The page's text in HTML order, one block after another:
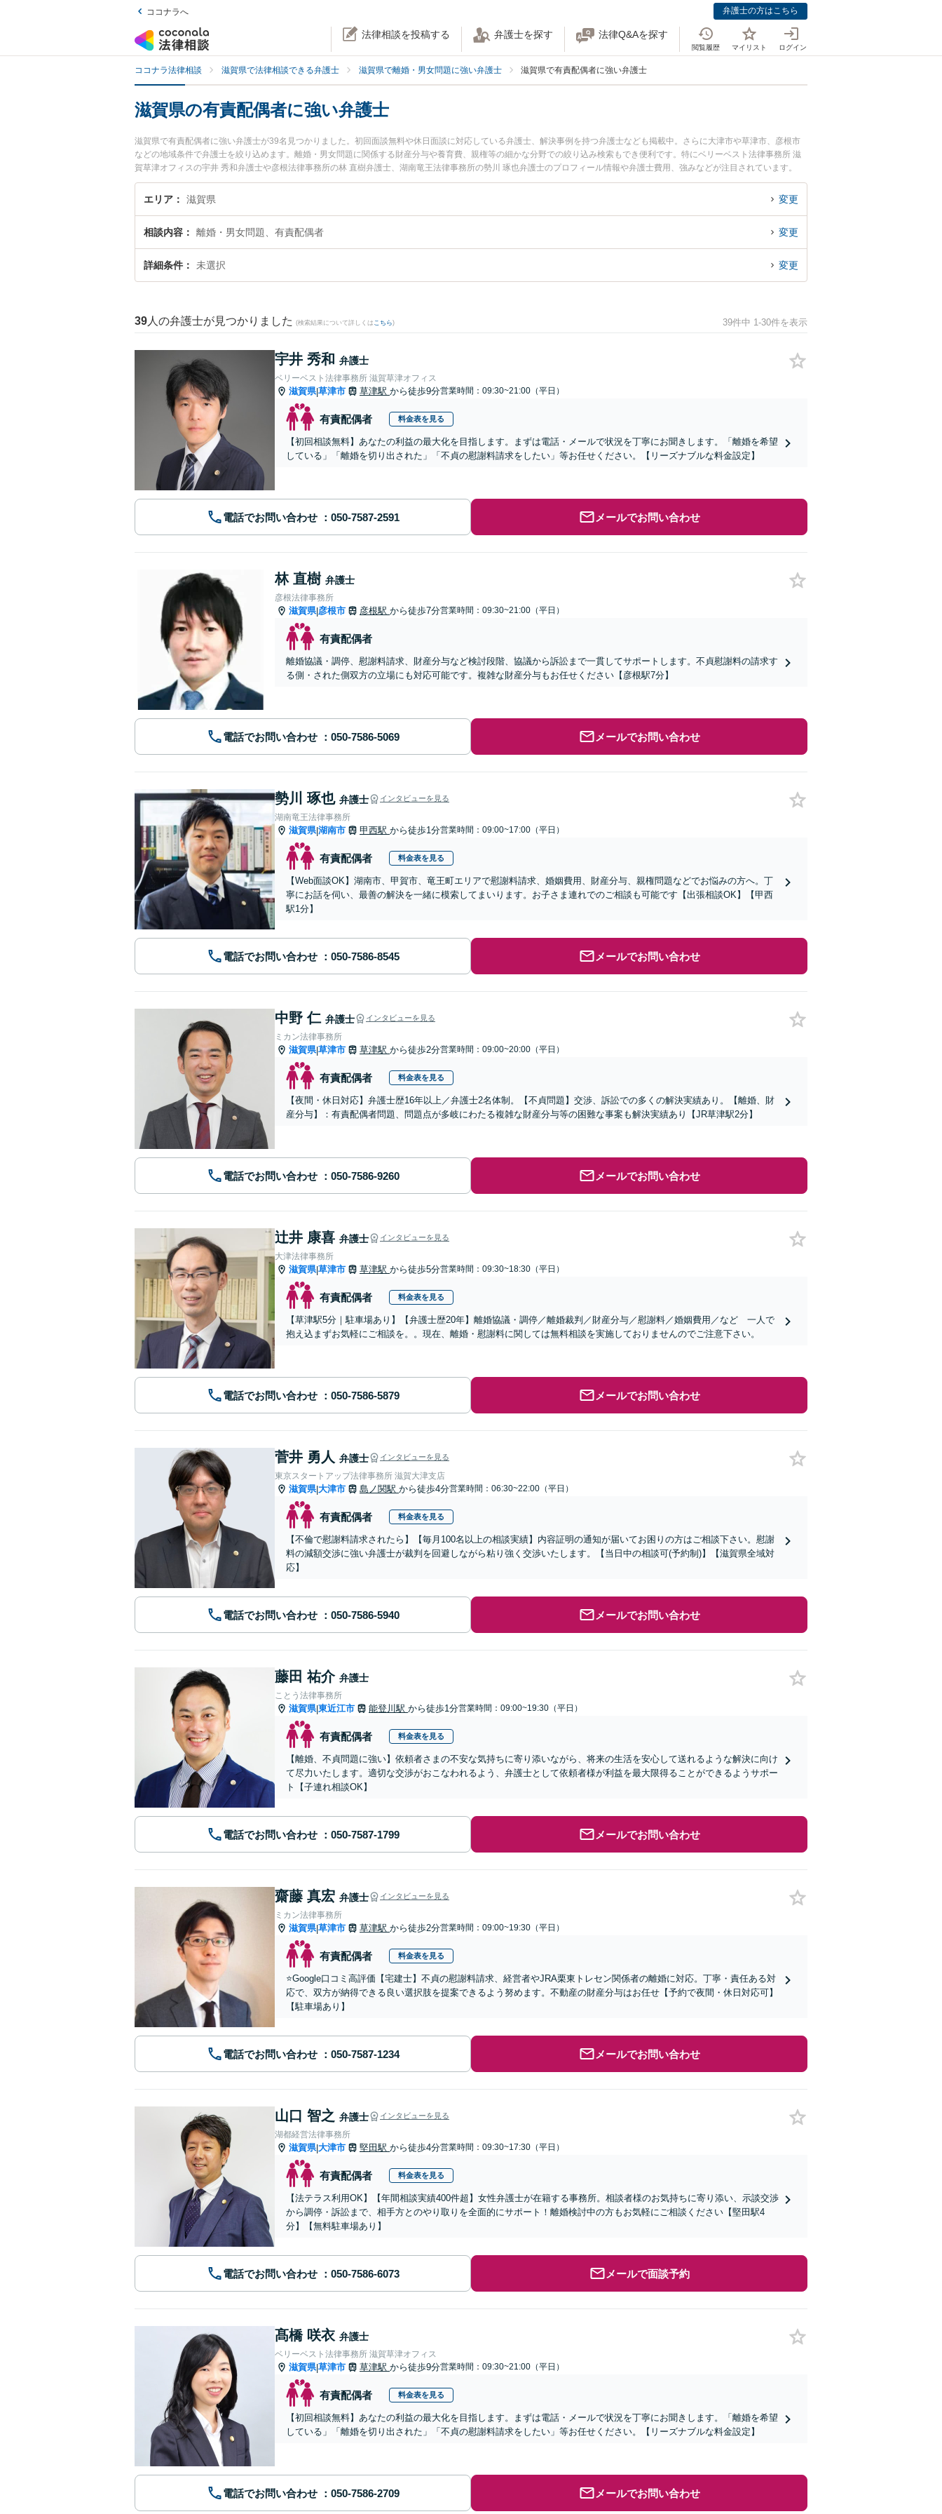
ココナラへ 弁護士の方はこちら
法律相談を投稿する 弁護士を探す 法律Q&Aを探す
閲覧履歴 マイリスト ログイン
ココナラ法律相談 滋賀県で法律相談できる弁護士 滋賀県で離婚・男女問題に強い弁護士 滋賀県で有責配偶者に強い弁護士
滋賀県の有責配偶者に強い弁護士
滋賀県で有責配偶者に強い弁護士が39名見つかりました。初回面談無料や休日面談に対応している弁護士、解決事例を持つ弁護士なども掲載中。さらに大津市や草津市、彦根市
などの地域条件で弁護士を絞り込めます。離婚・男女問題に関係する財産分与や養育費、親権等の細かな分野での絞り込み検索もでき便利です。特にベリーベスト法律事務所 滋
賀草津オフィスの宇井 秀和弁護士や彦根法律事務所の林 直樹弁護士、湖南竜王法律事務所の勢川 琢也弁護士のプロフィール情報や弁護士費用、強みなどが注目されています。
『滋賀県で土日や夜間に発生した有責配偶者のトラブルを今すぐに弁護士に相談したい』『有責配偶者のトラブル解決の実績豊富な近くの弁護士を検索したい』『初回相談無料で
有責配偶者を法律相談できる滋賀県内の弁護士に相談予約したい』などでお困りの相談者さんにおすすめです。
エリア 滋賀県 変更
相談内容 離婚・男女問題、有責配偶者 変更
詳細条件 未選択 変更
39 人の弁護士が見つかりました (検索結果について詳しくは こちら) 39件中 1-30件を表示
宇井 秀和 弁護士
ベリーベスト法律事務所 滋賀草津オフィス
滋賀県|草津市 草津駅 から徒歩9分営業時間：09:30~21:00（平日）
有責配偶者 料金表を見る
【初回相談無料】あなたの利益の最大化を目指します。まずは電話・メールで状況を丁寧にお聞きします。「離婚を希望
している」「離婚を切り出された」「不貞の慰謝料請求をしたい」等お任せください。【リーズナブルな料金設定】
電話でお問い合わせ メールでお問い合わせ
林 直樹 弁護士
彦根法律事務所
滋賀県|彦根市 彦根駅 から徒歩7分営業時間：09:30~21:00（平日）
有責配偶者
離婚協議・調停、慰謝料請求、財産分与など検討段階、協議から訴訟まで一貫してサポートします。不貞慰謝料の請求す
る側・された側双方の立場にも対応可能です。複雑な財産分与もお任せください【彦根駅7分】
電話でお問い合わせ メールでお問い合わせ
勢川 琢也 弁護士 インタビューを見る
湖南竜王法律事務所
滋賀県|湖南市 甲西駅 から徒歩1分営業時間：09:00~17:00（平日）
有責配偶者 料金表を見る
【Web面談OK】湖南市、甲賀市、竜王町エリアで慰謝料請求、婚姻費用、財産分与、親権問題などでお悩みの方へ。丁
寧にお話を伺い、最善の解決を一緒に模索してまいります。お子さま連れでのご相談も可能です【出張相談OK】【甲西
駅1分】
電話でお問い合わせ メールでお問い合わせ
中野 仁 弁護士 インタビューを見る
ミカン法律事務所
滋賀県|草津市 草津駅 から徒歩2分営業時間：09:00~20:00（平日）
有責配偶者 料金表を見る
【夜間・休日対応】弁護士歴16年以上／弁護士2名体制。【不貞問題】交渉、訴訟での多くの解決実績あり。【離婚、財
産分与】：有責配偶者問題、問題点が多岐にわたる複雑な財産分与等の困難な事案も解決実績あり【JR草津駅2分】
電話でお問い合わせ メールでお問い合わせ
辻井 康喜 弁護士 インタビューを見る
大津法律事務所
滋賀県|草津市 草津駅 から徒歩5分営業時間：09:30~18:30（平日）
有責配偶者 料金表を見る
【草津駅5分｜駐車場あり】【弁護士歴20年】離婚協議・調停／離婚裁判／財産分与／慰謝料／婚姻費用／など 一人で
抱え込まずお気軽にご相談を。。現在、離婚・慰謝料に関しては無料相談を実施しておりませんのでご注意下さい。
電話でお問い合わせ メールでお問い合わせ
菅井 勇人 弁護士 インタビューを見る
東京スタートアップ法律事務所 滋賀大津支店
滋賀県|大津市 島ノ関駅 から徒歩4分営業時間：06:30~22:00（平日）
有責配偶者 料金表を見る
【不倫で慰謝料請求されたら】【毎月100名以上の相談実績】内容証明の通知が届いてお困りの方はご相談下さい。慰謝
料の減額交渉に強い弁護士が裁判を回避しながら粘り強く交渉いたします。【当日中の相談可(予約制)】【滋賀県全域対
応】
電話でお問い合わせ メールでお問い合わせ
藤田 祐介 弁護士
ことう法律事務所
滋賀県|東近江市 能登川駅 から徒歩1分営業時間：09:00~19:30（平日）
有責配偶者 料金表を見る
【離婚、不貞問題に強い】依頼者さまの不安な気持ちに寄り添いながら、将来の生活を安心して送れるような解決に向け
て尽力いたします。適切な交渉がおこなわれるよう、弁護士として依頼者様が利益を最大限得ることができるようサポー
ト【子連れ相談OK】
電話でお問い合わせ メールでお問い合わせ
齋藤 真宏 弁護士 インタビューを見る
ミカン法律事務所
滋賀県|草津市 草津駅 から徒歩2分営業時間：09:00~19:30（平日）
有責配偶者 料金表を見る
⭐️Google口コミ高評価【宅建士】不貞の慰謝料請求、経営者やJRA栗東トレセン関係者の離婚に対応。丁寧・責任ある対
応で、双方が納得できる良い選択肢を提案できるよう努めます。不動産の財産分与はお任せ【予約で夜間・休日対応可】
【駐車場あり】
電話でお問い合わせ メールでお問い合わせ
山口 智之 弁護士 インタビューを見る
湖都経営法律事務所
滋賀県|大津市 堅田駅 から徒歩4分営業時間：09:30~17:30（平日）
有責配偶者 料金表を見る
【法テラス利用OK】【年間相談実績400件超】女性弁護士が在籍する事務所。相談者様のお気持ちに寄り添い、示談交渉
から調停・訴訟まで、相手方とのやり取りを全面的にサポート！離婚検討中の方もお気軽にご相談ください【堅田駅4
分】【無料駐車場あり】
電話でお問い合わせ メールで面談予約
髙橋 咲衣 弁護士
ベリーベスト法律事務所 滋賀草津オフィス
滋賀県|草津市 草津駅 から徒歩9分営業時間：09:30~21:00（平日）
有責配偶者 料金表を見る
【初回相談無料】あなたの利益の最大化を目指します。まずは電話・メールで状況を丁寧にお聞きします。「離婚を希望
している」「離婚を切り出された」「不貞の慰謝料請求をしたい」等お任せください。【リーズナブルな料金設定】
電話でお問い合わせ メールでお問い合わせ